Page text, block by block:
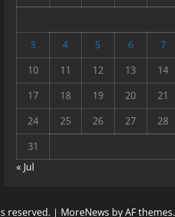
3
4 5 6 7
10
11 12 13 14
17
18 19 20 21
24
25 26 27 28
31
« Jul
reserved. | MoreNews by AF themes.